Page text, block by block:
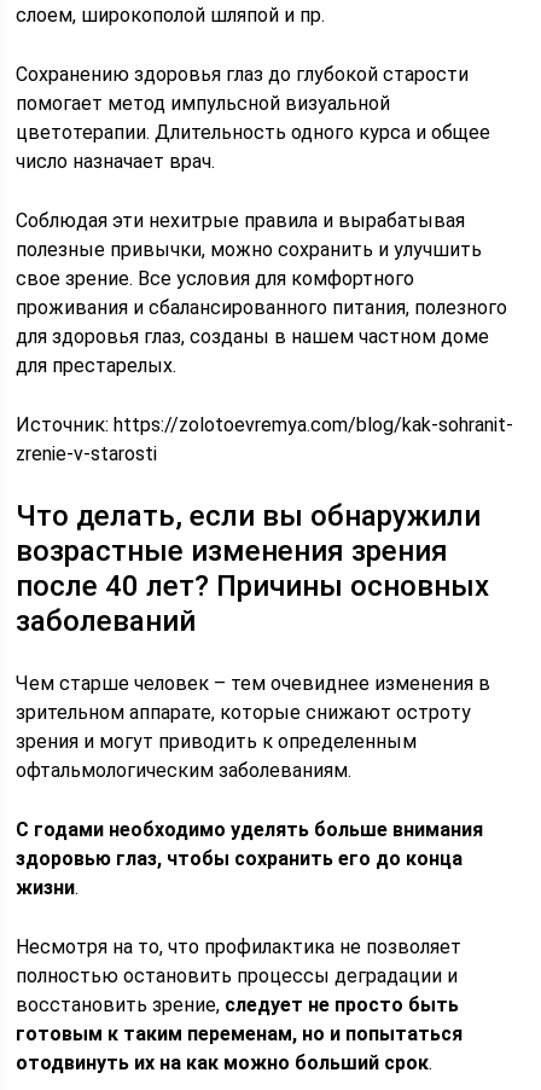
слоем, широкополой шляпой и пр.
Сохранению здоровья глаз до глубокой старости
помогает метод импульсной визуальной
цветотерапии. Длительность одного курса и общее
число назначает врач.
Соблюдая эти нехитрые правила и вырабатывая
полезные привычки, можно сохранить и улучшить
свое зрение. Все условия для комфортного
проживания и сбалансированного питания, полезного
для здоровья глаз, созданы в нашем частном доме
для престарелых.
Источник:https://zolotoevremya.com/blog/kak-sohranit-
zrenie-v-starosti
Что делать, если вы обнаружили
возрастные изменения зрения
после 40 лет? Причины основных
заболеваний
Чем старше человек – тем очевиднее изменения в
зрительном аппарате, которые снижают остроту
зрения и могут приводить к определенным
офтальмологическим заболеваниям.
С годами необходимо уделять больше внимания
здоровью глаз, чтобы сохранить его до конца
жизни.
Несмотря на то, что профилактика не позволяет
полностью остановить процессы деградации и
восстановить зрение, следует не просто быть
готовым к таким переменам, но и попытаться
отодвинуть их на как можно больший срок.